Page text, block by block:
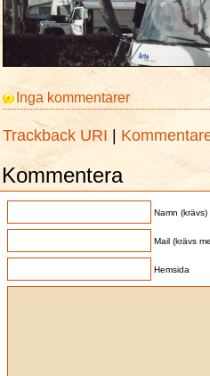
Inga kommentarer
Trackback URI |
Kommentera
Namn (krävs)
Mail (krävs
Hemsida